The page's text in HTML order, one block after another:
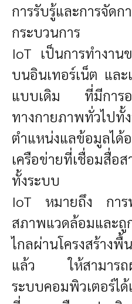
การรับรู้และการจัดก
กระบวนการ
IoT เป็นการทำงา
บนอินเทอร์เน็ต และ
แบบเดิม ที่มีการอ
ทางกายภาพทั่วไปทั้
ตำแหน่งแลข้อมูลได้
เครือข่ายที่เชื่อมสื่อ
ทั้งระบบ
IoT หมายถึง การ
สภาพแวดล้อมและถู
ไกลผ่านโครงสร้าง
แล้ว ให้สามารถผ
ระบบคอมพิวเตอร์